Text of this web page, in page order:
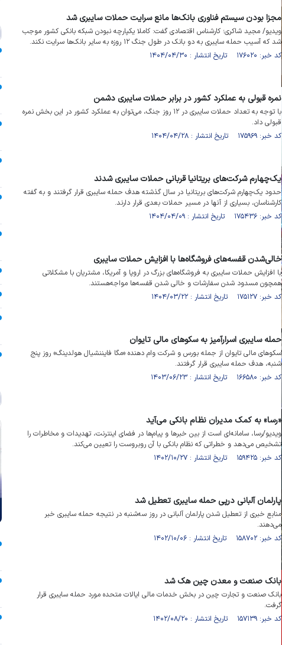
مجزا بودن سیستم فناوری بانک‌ها مانع سرایت حملات سایبری شد
ویدیو/ مجید شاکری؛ کارشناس اقتصادی گفت: کاملا یکپارچه نبودن شبکه بانکی کشور موجب
شد که آسیب حمله سایبری به دو بانک در طول جنگ ۱۲ روزه به سایر بانک‌ها سرایت نکند.
کد خبر: ۱۷۶۰۲۰ تاریخ انتشار : ۱۴۰۴/۰۴/۳۰
نمره قبولی به عملکرد کشور در برابر حملات سایبری دشمن
با توجه به تعداد حملات سایبری در ۱۲ روز جنگ، می‌توان به عملکرد کشور در این بخش نمره
قبولی داد.
کد خبر: ۱۷۵۹۶۹ تاریخ انتشار : ۱۴۰۴/۰۴/۲۸
یک‌چهارم شرکت‌های بریتانیا قربانی حملات سایبری شدند
حدود یک‌چهارم شرکت‌های بریتانیا در سال گذشته هدف حمله سایبری قرار گرفتند و به گفته
کارشناسان، بسیاری از آنها در مسیر حملات بعدی قرار دارند.
کد خبر: ۱۷۵۴۳۶ تاریخ انتشار : ۱۴۰۴/۰۴/۰۹
خالی‌شدن قفسه‌های فروشگاه‌ها با افزایش حملات سایبری
با افزایش حملات سایبری به فروشگاه‌های بزرگ در اروپا و آمریکا، مشتریان با مشکلاتی
همچون مسدود شدن سفارشات و خالی شدن قفسه‌ها مواجه‌هستند.
کد خبر: ۱۷۵۱۲۷ تاریخ انتشار : ۱۴۰۴/۰۳/۲۲
حمله سایبری اسرارآمیز به سکوهای مالی تایوان
سکوهای مالی تایوان از جمله بورس و شرکت وام دهنده «مگا فایننشیال هولدینگ» روز پنج
شنبه، هدف حمله سایبری قرار گرفتند.
کد خبر: ۱۶۶۵۸۰ تاریخ انتشار : ۱۴۰۳/۰۶/۲۳
«رسا» به کمک مدیران نظام بانکی می‌آید
ویدیو/رسا، سامانه‌ای است از بین خبر‌ها و پیام‌ها در فضای اینترنت، تهدیدات و مخاطرات را
تشخیص می‌دهد و خطراتی که نظام بانکی با آن روبروست را تعیین می‌کند.
کد خبر: ۱۵۹۴۲۵ تاریخ انتشار : ۱۴۰۲/۱۰/۲۷
پارلمان آلبانی درپی حمله سایبری تعطیل شد
منابع خبری از تعطیل شدن پارلمان آلبانی در روز سه‌شنبه در نتیجه حمله سایبری خبر
می‌دهند.
کد خبر: ۱۵۸۷۰۲ تاریخ انتشار : ۱۴۰۲/۱۰/۰۶
بانک صنعت و معدن چین هک شد
بانک صنعت و تجارت چین در بخش خدمات مالی ایالات متحده مورد حمله سایبری قرار
گرفت.
کد خبر: ۱۵۷۱۳۹ تاریخ انتشار : ۱۴۰۲/۰۸/۲۰